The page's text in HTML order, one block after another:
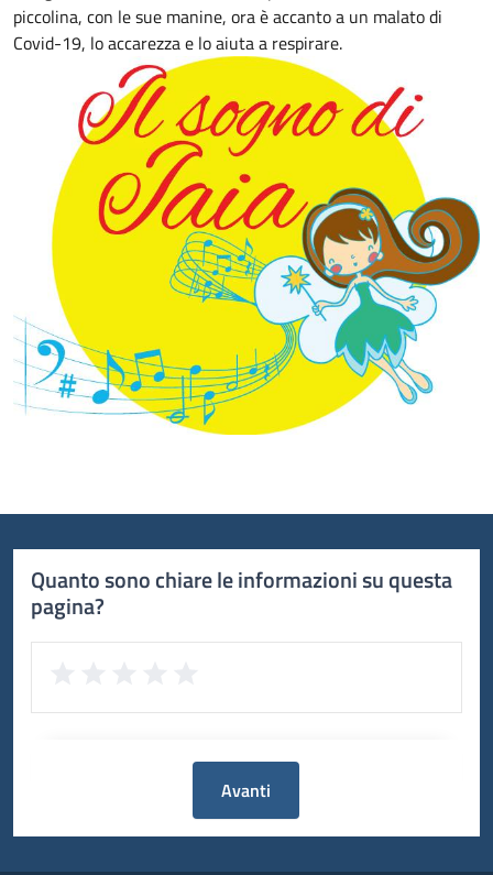
piccolina, con le sue manine, ora è accanto a un malato di
Covid-19, lo accarezza e lo aiuta a respirare.
Quanto sono chiare le informazioni su questa
pagina?
Avanti